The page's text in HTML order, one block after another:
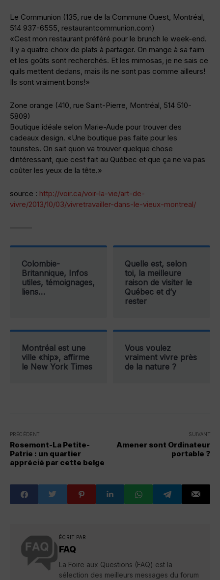
Le Communion (135, rue de la Commune Ouest, Montréal,
514 937-6555, restaurantcommunion.com)
«Cest mon restaurant préféré pour le brunch le week-end.
Il y a quatre choix de plats à partager. On mange à sa faim
et les goûts sont recherchés. Et les mimosas, je ne sais ce
quils mettent dedans, mais ils ne sont pas comme ailleurs!
Ils sont vraiment bons!»
Zone orange (410, rue Saint-Pierre, Montréal, 514 510-
5809)
Boutique idéale selon Marie-Aude pour trouver des
cadeaux design. «Une boutique pas faite pour les
touristes. On sait quon va trouver quelque chose
dintéressant, que cest fait au Québec et que ça ne va pas
coûter les yeux de la tête.»
source : http://voir.ca/voir-la-vie/art-de-
vivre/2013/10/03/vivretravailler-dans-le-vieux-montreal/
———
Colombie-
Britannique, Infos
utiles, témoignages,
liens…
Quelle est, selon
toi, la meilleure
raison de visiter le
Québec et d’y
rester
Montréal est une
ville «hip», affirme
le New York Times
Vous voulez
vraiment vivre près
de la nature ?
PRÉCÉDENT
Rosemont-La Petite-
Patrie : un quartier
apprécié par cette belge
SUIVANT
Amener sont Ordinateur
portable ?
ÉCRIT PAR
FAQ
La Foire aux Questions (FAQ) est la
sélection des meilleurs messages du forum